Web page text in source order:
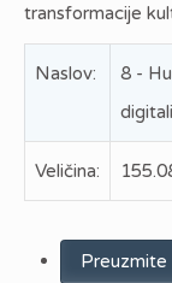
transformacije
Naslov:
8 -
Veličina:
Preuzmite